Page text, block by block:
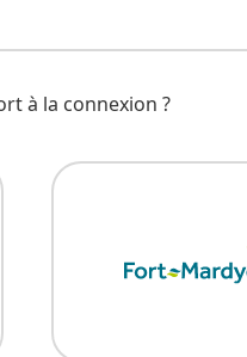
à la connexion ?